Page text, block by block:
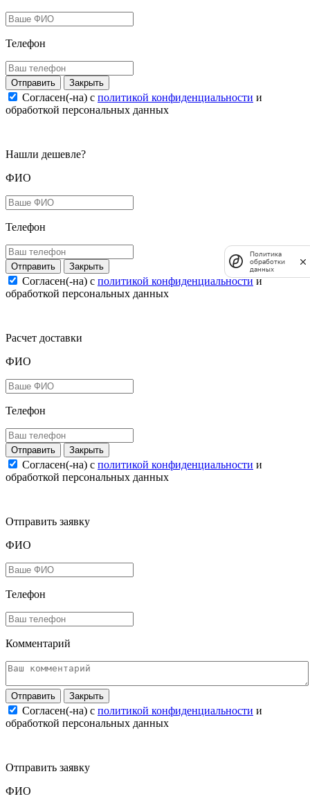
Телефон
Закрыть
Согласен(-на) c политикой конфиденциальности и
обработкой персональных данных
Нашли дешевле?
ФИО
Телефон
Закрыть
Согласен(-на) c политикой конфиденциальностии
обработкой персональных данных
Расчет доставки
ФИО
Телефон
Закрыть
Согласен(-на) c политикой конфиденциальности и
обработкой персональных данных
Отправить заявку
ФИО
Телефон
Комментарий
Закрыть
Согласен(-на) c политикой конфиденциальности и
обработкой персональных данных
Отправить заявку
ФИО
Политика
обработки
данных